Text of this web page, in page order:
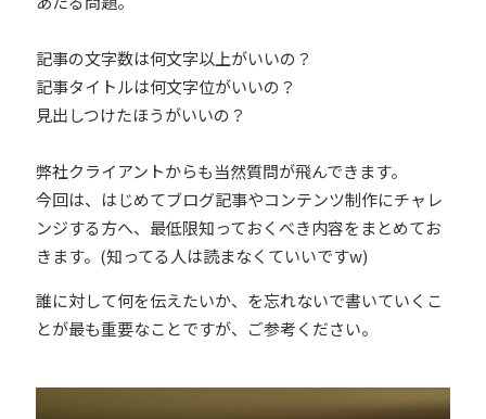
記事の文字数は何文字以上がいいの？
記事タイトルは何文字位がいいの？
見出しつけたほうがいいの？
弊社クライアントからも当然質問が飛んできます。
今回は、はじめてブログ記事やコンテンツ制作にチャレ
ンジする方へ、最低限知っておくべき内容をまとめてお
きます。 (知ってる人は読まなくていいですw)
誰に対して何を伝えたいか、を忘れないで書いていくこ
とが最も重要なことですが、ご参考ください。